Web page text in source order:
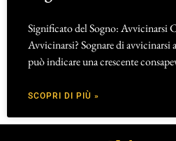
Significato del Sogno: Avvicinarsi
Avvicinarsi? Sognare di avvicinarsi
può indicare una crescente
SCOPRI DI PIÙ »